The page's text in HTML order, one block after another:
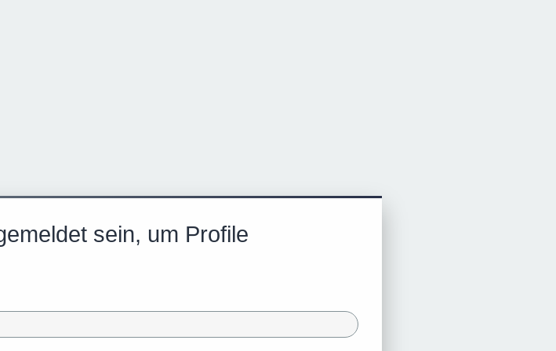
sein, um Profile